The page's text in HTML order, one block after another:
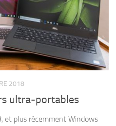
2018
ultra-portables
et plus récemment Windows